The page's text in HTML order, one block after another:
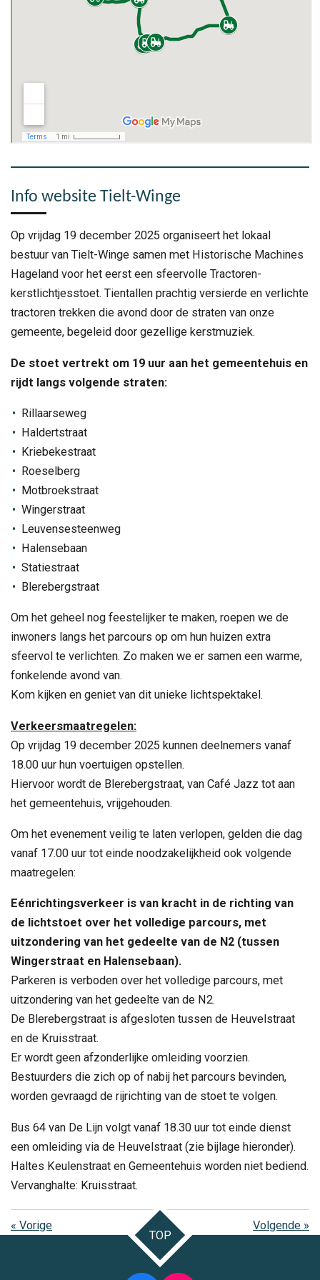
Info website Tielt-Winge
Op vrijdag 19 december 2025 organiseert het lokaal
bestuur van Tielt-Winge samen met Historische Machines
Hageland voor het eerst een sfeervolle Tractoren-
kerstlichtjesstoet. Tientallen prachtig versierde en verlichte
tractoren trekken die avond door de straten van onze
gemeente, begeleid door gezellige kerstmuziek.
De stoet vertrekt om 19 uur aan het gemeentehuis en
rijdt langs volgende straten:
Rillaarseweg
Haldertstraat
Kriebekestraat
Roeselberg
Motbroekstraat
Wingerstraat
Leuvensesteenweg
Halensebaan
Statiestraat
Blerebergstraat
Om het geheel nog feestelijker te maken, roepen we de
inwoners langs het parcours op om hun huizen extra
sfeervol te verlichten. Zo maken we er samen een warme,
fonkelende avond van.
Kom kijken en geniet van dit unieke lichtspektakel.
Verkeersmaatregelen:
Op vrijdag 19 december 2025 kunnen deelnemers vanaf
18.00 uur hun voertuigen opstellen.
Hiervoor wordt de Blerebergstraat, van Café Jazz tot aan
het gemeentehuis, vrijgehouden.
Om het evenement veilig te laten verlopen, gelden die dag
vanaf 17.00 uur tot einde noodzakelijkheid ook volgende
maatregelen:
Eénrichtingsverkeer is van kracht in de richting van
de lichtstoet over het volledige parcours, met
uitzondering van het gedeelte van de N2 (tussen
Wingerstraat en Halensebaan).
Parkeren is verboden over het volledige parcours, met
uitzondering van het gedeelte van de N2.
De Blerebergstraat is afgesloten tussen de Heuvelstraat
en de Kruisstraat.
Er wordt geen afzonderlijke omleiding voorzien.
Bestuurders die zich op of nabij het parcours bevinden,
worden gevraagd de rijrichting van de stoet te volgen.
Bus 64 van De Lijn volgt vanaf 18.30 uur tot einde dienst
een omleiding via de Heuvelstraat (zie bijlage hieronder).
Haltes Keulenstraat en Gemeentehuis worden niet bediend.
Vervanghalte: Kruisstraat.
« Vorige Volgende »
TOP